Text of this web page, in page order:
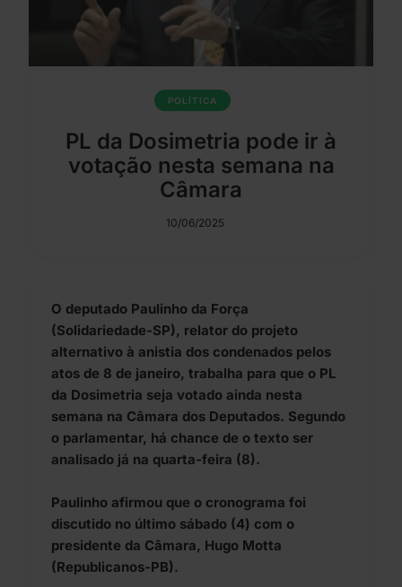
POLÍTICA
PL da Dosimetria pode ir à
votação nesta semana na
Câmara
10/06/2025
O deputado Paulinho da Força
(Solidariedade-SP), relator do projeto
alternativo à anistia dos condenados pelos
atos de 8 de janeiro, trabalha para que o PL
da Dosimetria seja votado ainda nesta
semana na Câmara dos Deputados. Segundo
o parlamentar, há chance de o texto ser
analisado já na quarta-feira (8).
Paulinho afirmou que o cronograma foi
discutido no último sábado (4) com o
presidente da Câmara, Hugo Motta
(Republicanos-PB).